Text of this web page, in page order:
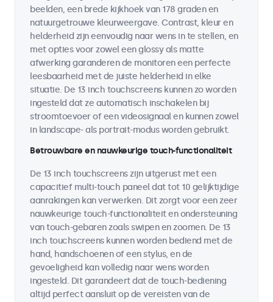
beelden, een brede kijkhoek van 178 graden en
natuurgetrouwe kleurweergave. Contrast, kleur en
helderheid zijn eenvoudig naar wens in te stellen, en
met opties voor zowel een glossy als matte
afwerking garanderen de monitoren een perfecte
leesbaarheid met de juiste helderheid in elke
situatie. De 13 inch touchscreens kunnen zo worden
ingesteld dat ze automatisch inschakelen bij
stroomtoevoer of een videosignaal en kunnen zowel
in landscape- als portrait-modus worden gebruikt.
Betrouwbare en nauwkeurige touch-functionaliteit
De 13 inch touchscreens zijn uitgerust met een
capacitief multi-touch paneel dat tot 10 gelijktijdige
aanrakingen kan verwerken. Dit zorgt voor een zeer
nauwkeurige touch-functionaliteit en ondersteuning
van touch-gebaren zoals swipen en zoomen. De 13
inch touchscreens kunnen worden bediend met de
hand, handschoenen of een stylus, en de
gevoeligheid kan volledig naar wens worden
ingesteld. Dit garandeert dat de touch-bediening
altijd perfect aansluit op de vereisten van de